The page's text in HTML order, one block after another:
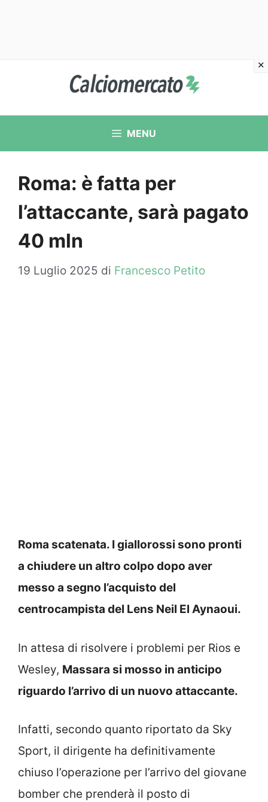
contenuto
MENU
Roma: è fatta per
l’attaccante, sarà pagato
40 mln
19 Luglio 2025 di Francesco Petito
Roma scatenata. I giallorossi sono pronti
a chiudere un altro colpo dopo aver
messo a segno l’acquisto del
centrocampista del Lens Neil El Aynaoui.
In attesa di risolvere i problemi per Rios e
Wesley, Massara si mosso in anticipo
riguardo l’arrivo di un nuovo attaccante.
Infatti, secondo quanto riportato da Sky
Sport, il dirigente ha definitivamente
chiuso l’operazione per l’arrivo del giovane
bomber che prenderà il posto di